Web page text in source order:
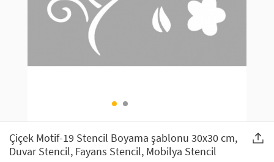
SAÇ AKSESUARLARI
GELİN / DÜĞÜN AKSESUARLARI
ŞAL VE FULAR
PARTİ SÜSLERİ
Çiçek Motif-19 Stencil Boyama şablonu 30x30 cm,
Duvar Stencil, Fayans Stencil, Mobilya Stencil